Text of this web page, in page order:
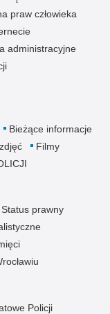
praw człowieka
administracyjne
Bieżące informacje
Filmy
Status prawny
Policji